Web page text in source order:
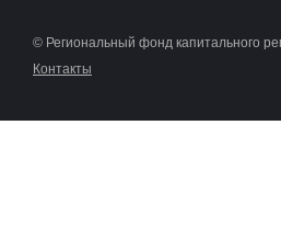
© Региональный фонд капитального
Контакты